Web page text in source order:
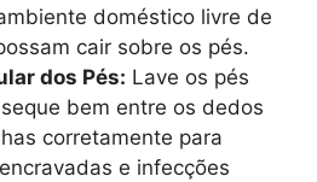
doméstico livre de
cair sobre os pés.
dos Pés: Lave os pés
bem entre os dedos
corretamente para
e infecções